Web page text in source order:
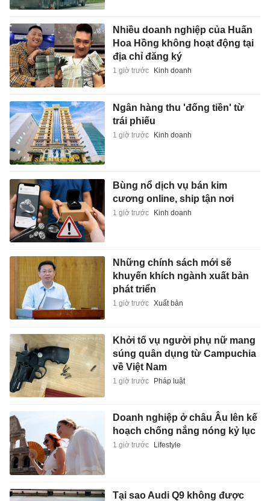
Nhiều doanh nghiệp của Huấn
Hoa Hồng không hoạt động tại
địa chỉ đăng ký
1 giờ trước Kinh doanh
Ngân hàng thu 'đống tiền' từ
trái phiếu
1 giờ trước Kinh doanh
Bùng nổ dịch vụ bán kim
cương online, ship tận nơi
1 giờ trước Kinh doanh
Những chính sách mới sẽ
khuyến khích ngành xuất bản
phát triển
1 giờ trước Xuất bản
Khởi tố vụ người phụ nữ mang
súng quân dụng từ Campuchia
về Việt Nam
1 giờ trước Pháp luật
Doanh nghiệp ở châu Âu lên kế
hoạch chống nắng nóng kỷ lục
1 giờ trước Lifestyle
Tại sao Audi Q9 không được